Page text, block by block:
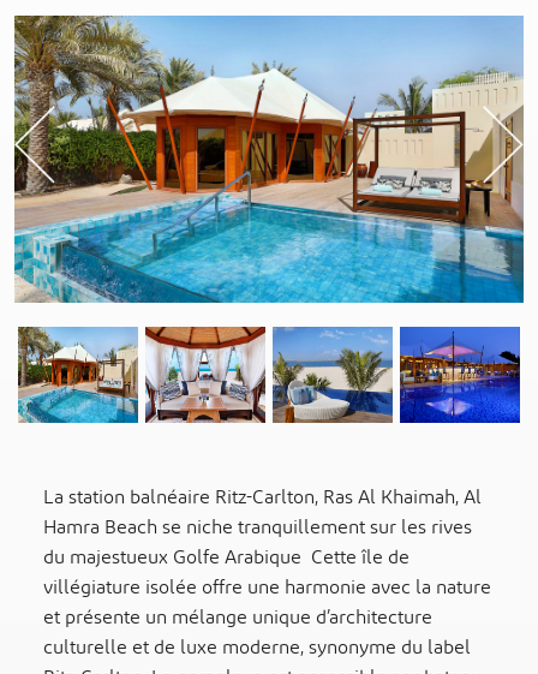
Previous
La station balnéaire Ritz-Carlton, Ras Al Khaimah, Al
Hamra Beach se niche tranquillement sur les rives
du majestueux Golfe Arabique Cette île de
villégiature isolée offre une harmonie avec la nature
et présente un mélange unique d’architecture
culturelle et de luxe moderne, synonyme du label